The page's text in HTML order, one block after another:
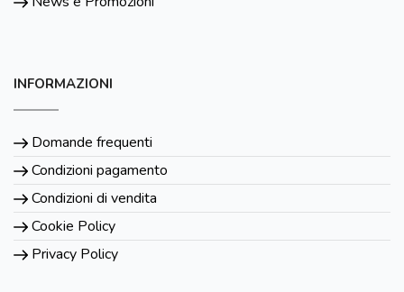
INFORMAZIONI
Domande frequenti
Condizioni pagamento
Condizioni di vendita
Cookie Policy
Privacy Policy